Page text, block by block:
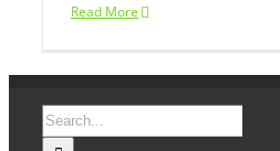
Read More
Search
for: